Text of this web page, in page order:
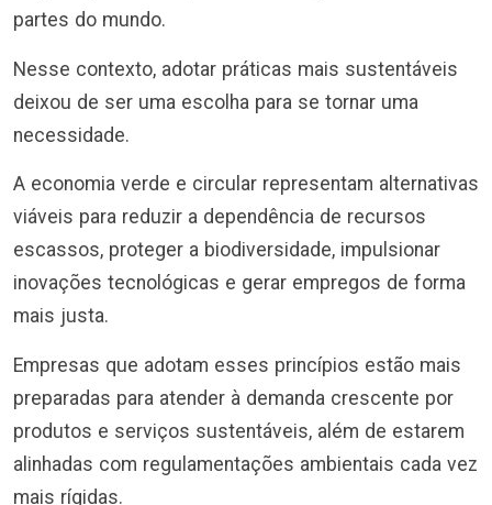
partes do mundo.
Nesse contexto, adotar práticas mais sustentáveis
deixou de ser uma escolha para se tornar uma
necessidade.
A economia verde e circular representam alternativas
viáveis para reduzir a dependência de recursos
escassos, proteger a biodiversidade, impulsionar
inovações tecnológicas e gerar empregos de forma
mais justa.
Empresas que adotam esses princípios estão mais
preparadas para atender à demanda crescente por
produtos e serviços sustentáveis, além de estarem
alinhadas com regulamentações ambientais cada vez
mais rígidas.